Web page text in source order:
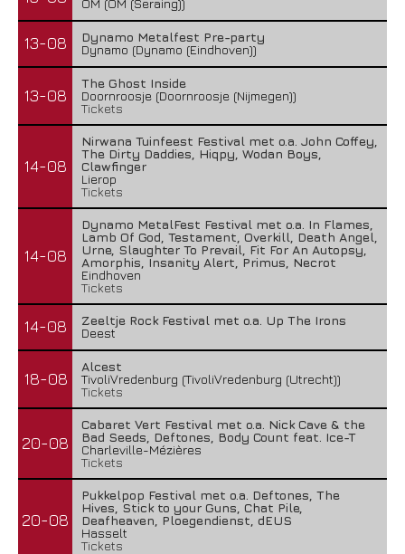
OM (OM (Seraing))
13-08
Dynamo Metalfest Pre-party
Dynamo (Dynamo (Eindhoven))
13-08
The Ghost Inside
Doornroosje (Doornroosje (Nijmegen))
Tickets
14-08
Nirwana Tuinfeest Festival met o.a. John Coffey,
The Dirty Daddies, Hiqpy, Wodan Boys,
Clawfinger
Lierop
Tickets
14-08
Dynamo MetalFest Festival met o.a. In Flames,
Lamb Of God, Testament, Overkill, Death Angel,
Urne, Slaughter To Prevail, Fit For An Autopsy,
Amorphis, Insanity Alert, Primus, Necrot
Eindhoven
Tickets
14-08
Zeeltje Rock Festival met o.a. Up The Irons
Deest
18-08
Alcest
TivoliVredenburg (TivoliVredenburg (Utrecht))
Tickets
20-08
Cabaret Vert Festival met o.a. Nick Cave & the
Bad Seeds, Deftones, Body Count feat. Ice-T
Charleville-Mézières
Tickets
20-08
Pukkelpop Festival met o.a. Deftones, The
Hives, Stick to your Guns, Chat Pile,
Deafheaven, Ploegendienst, dEUS
Hasselt
Tickets